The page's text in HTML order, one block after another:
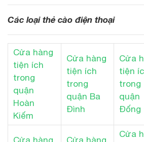
Các loại thẻ cào điện thoại
Cửa hàng
tiện ích
trong
quận
Hoàn
Kiếm
Cửa hàng
tiện ích
trong
quận Ba
Đình
Cửa
tiện
trong
quận
Đống
Cửa hàng Cửa hàng
Cửa